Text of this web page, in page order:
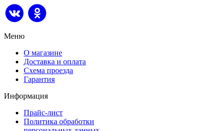
Меню
О магазине
Доставка и оплата
Схема проезда
Гарантия
Информация
Прайс-лист
Политика обработки